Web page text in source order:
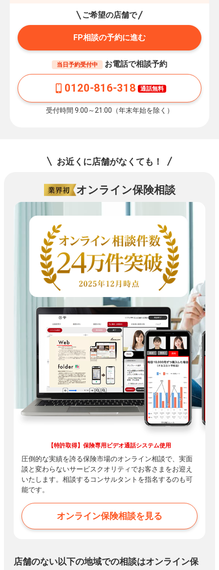
ご希望の店舗で
FP相談の予約に進む
当日予約受付中 お電話で相談予約
0120-816-318 通話無料
受付時間 9:00～21:00（年末年始を除く）
お近くに店舗がなくても！
オンライン保険相談
【特許取得】保険専用ビデオ通話システム使用
圧倒的な実績を誇る保険市場のオンライン相談で、実面
談と変わらないサービスクオリティでお客さまをお迎え
いたします。相談するコンサルタントを指名するのも可
能です。
オンライン保険相談を見る
店舗のない以下の地域での相談はオンライン保